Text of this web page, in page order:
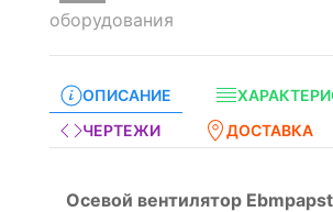
оборудования
ОПИСАНИЕ
ЧЕРТЕЖИ
ДОСТАВКА
Осевой вентилятор